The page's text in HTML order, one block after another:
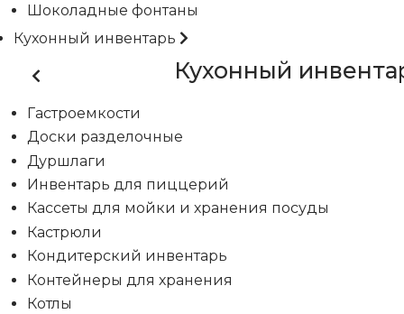
Шоколадные фонтаны
Кухонный инвентарь
Кухонный
Гастроемкости
Доски разделочные
Дуршлаги
Инвентарь для пиццерий
Кассеты для мойки и хранения посуды
Кастрюли
Кондитерский инвентарь
Контейнеры для хранения
Котлы